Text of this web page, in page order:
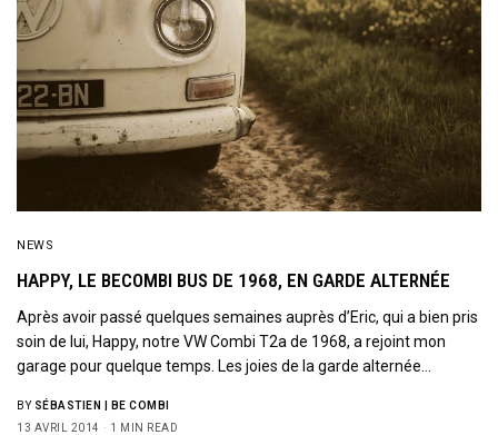
NEWS
HAPPY, LE BECOMBI BUS DE 1968, EN GARDE ALTERNÉE
Après avoir passé quelques semaines auprès d’Eric, qui a bien pris
soin de lui, Happy, notre VW Combi T2a de 1968, a rejoint mon
garage pour quelque temps. Les joies de la garde alternée…
BY SÉBASTIEN | BE COMBI
13 AVRIL 2014
1 MIN READ